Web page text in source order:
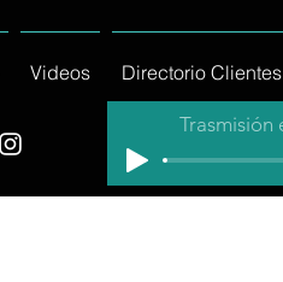
Videos Directorio Clientes
Trasmisión